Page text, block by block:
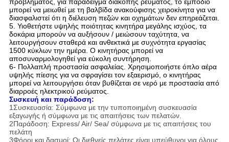
προβλήματος, για παράδειγμα διακοπής ρεύματος, το εμπόδιο
μπορεί να μειωθεί με τη βαλβίδα ανακούφισης χειροκίνητα για να
διασφαλιστεί ότι η διέλευση πεζών και οχημάτων δεν επηρεάζεται.
5. Υιοθετήστε υψηλής ποιότητας κινητήρα μεγάλης ισχύος, τα
δοκάρια μπορούν να αυξήσουν / μειώσουν ταχύτητα, να
λειτουργήσουν σταθερά και ανθεκτικά με συχνότητα εργασίας
1500 κύκλων την ημέρα. Ο κινητήρας μπορεί να
αποσυναρμολογηθεί για εύκολη συντήρηση.
6- Πολλαπλή προστασία ασφαλείας. Χρησιμοποιήστε όπλο αέρα
υψηλής πίεσης για να σφραγίσει τον εξαερισμό, ο κινητήρας
μπορεί να λειτουργήσει όταν βυθίζεται σε νερό με προστασία από
διαρροές ηλεκτρικού ρεύματος.
Συσκευή και παράδοση:
1Συσκευασία: Σύμφωνα με την τυποποιημένη συσκευασία
εξαγωγής ή σύμφωνα με τις απαιτήσεις των πελατών.
2Παράδοση: Express/ Air/ Sea/ σύμφωνα με τις απαιτήσεις του
πελάτη
3Φόροι και δασμοί: Οι διεθνείς πελάτες είναι υπεύθυνοι για όλους